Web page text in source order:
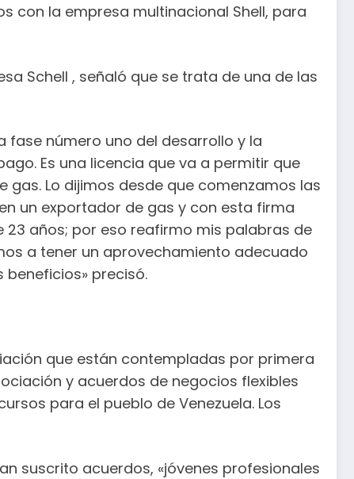
con la empresa multinacional Shell, para
Schell , señaló que se trata de una de las
fase número uno del desarrollo y la
Es una licencia que va a permitir que
Lo dijimos desde que comenzamos las
un exportador de gas y con esta firma
años; por eso reafirmo mis palabras de
a tener un aprovechamiento adecuado
precisó.
que están contempladas por primera
y acuerdos de negocios flexibles
para el pueblo de Venezuela. Los
suscrito acuerdos, «jóvenes profesionales